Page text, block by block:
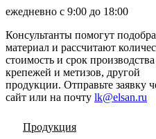
ежедневно с 9:00 до 18:00
Консультанты помогут
материал и рассчитают
стоимость и срок производства
крепежей и метизов, другой
продукции. Отправьте заявку
сайт или на почту lk@elsan.ru
Продукция